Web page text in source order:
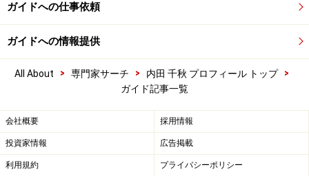
ガイドへの仕事依頼
ガイドへの情報提供
All About > 専門家サーチ > 内田 千秋 プロフィール トップ
>
ガイド記事一覧
会社概要 採用情報
投資家情報 広告掲載
利用規約 プライバシーポリシー